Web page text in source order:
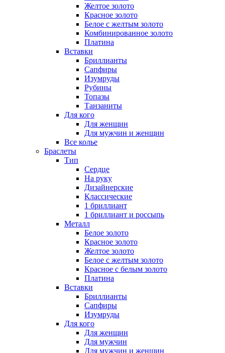
Желтое золото
Красное золото
Белое с желтым золото
Комбинированное золото
Платина
Вставки
Бриллианты
Сапфиры
Изумруды
Рубины
Топазы
Танзаниты
Для кого
Для женщин
Для мужчин и женщин
Все колье
Браслеты
Тип
Сердце
На руку
Дизайнерские
Классические
1 бриллиант
1 бриллиант и россыпь
Металл
Белое золото
Красное золото
Желтое золото
Белое с желтым золото
Красное с белым золото
Платина
Вставки
Бриллианты
Сапфиры
Изумруды
Для кого
Для женщин
Для мужчин
Для мужчин и женщин